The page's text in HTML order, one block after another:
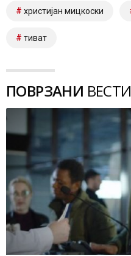
христијан мицкоски
тиват
ПОВРЗАНИ ВЕСТИ